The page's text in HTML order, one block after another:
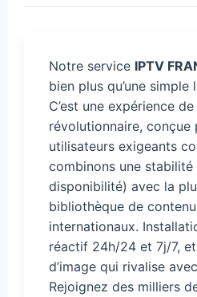
Notre service IPTV
bien plus qu’une simple
C’est une expérience
révolutionnaire, conçue
utilisateurs exigeants
combinons une
disponibilité) avec la
bibliothèque de
internationaux.
réactif 24h/24 et 7j/7,
d’image qui rivalise
Rejoignez des milliers